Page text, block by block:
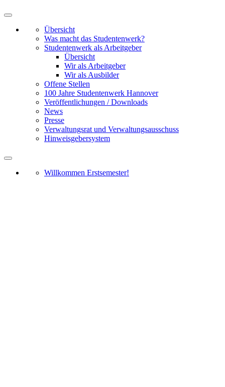
Übersicht
Was macht das Studentenwerk?
Studentenwerk als Arbeitgeber
Übersicht
Wir als Arbeitgeber
Wir als Ausbilder
Offene Stellen
100 Jahre Studentenwerk Hannover
Veröffentlichungen / Downloads
News
Presse
Verwaltungsrat und Verwaltungsausschuss
Hinweisgebersystem
Willkommen Erstsemester!